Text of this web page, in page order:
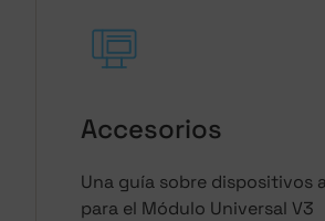
Accesorios
Una guía sobre dispositivos
para el Módulo Universal V3